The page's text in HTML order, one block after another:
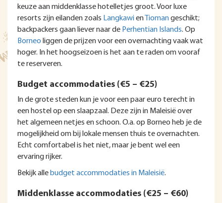
keuze aan middenklasse hotelletjes groot. Voor luxe
resorts zijn eilanden zoals Langkawien Tiomangeschikt;
backpackers gaan liever naar de Perhentian Islands. Op
Borneo liggen de prijzen voor een overnachting vaak wat
hoger. In het hoogseizoen is het aan te raden om vooraf
te reserveren.
Budget accommodaties (€5 – €25)
In de grote steden kun je voor een paar euro terecht in
een hostel op een slaapzaal. Deze zijn in Maleisië over
het algemeen netjes en schoon. O.a. op Borneo heb je de
mogelijkheid om bij lokale mensen thuis te overnachten.
Echt comfortabel is het niet, maar je bent wel een
ervaring rijker.
Bekijk alle budget accommodaties in Maleisië.
Middenklasse accommodaties (€25 – €60)